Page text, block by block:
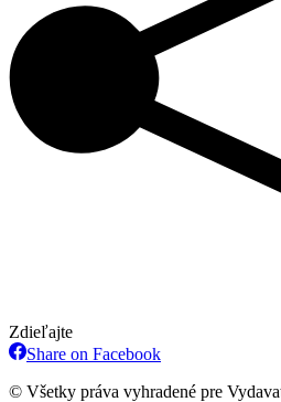
Zdieľajte
Share on FacebookShare
Facebook
© Všetky práva vyhradené pre